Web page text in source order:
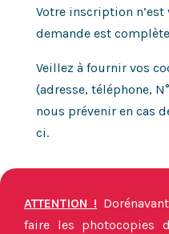
Votre inscription
demande est
Veillez à fournir vos
(adresse, téléphone,
nous prévenir en cas
ci.
ATTENTION !
faire les photocopies